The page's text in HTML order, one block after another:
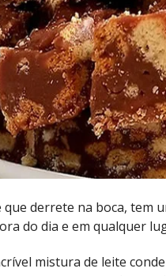
que derrete na boca, tem
do dia e em qualquer
mistura de leite